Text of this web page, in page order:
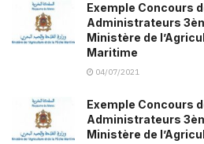
Exemple Concours
Administrateurs
Ministère de
Maritime
04/07/2021
Exemple Concours
Administrateurs
Ministère de